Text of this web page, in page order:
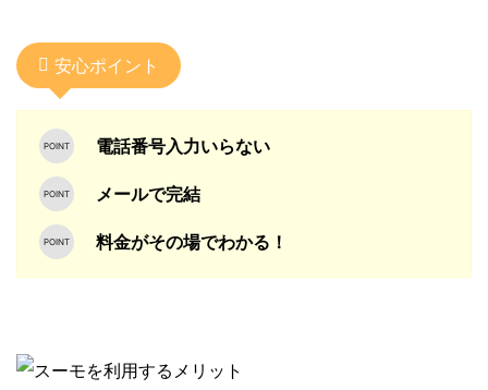
安心ポイント
電話番号入力いらない
メールで完結
料金がその場でわかる！